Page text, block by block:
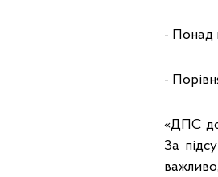
- Понад
-
«ДПС
За